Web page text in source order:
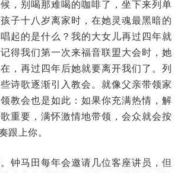
，别喝那难喝的咖啡了，坐下来列单
子十八岁离家时，在她灵魂最黑暗的
起的是什么？我的大女儿再过四年就
得我们第一次来福音联盟大会时，她
，再过四年后她就要离开我们了。列
诗歌逐渐引入教会。就像父亲带领家
教会也是如此：如果你充满热情，解
重要，满怀激情地带领，会众就会按
跟上你。
钟马田每年会邀请几位客座讲员，但